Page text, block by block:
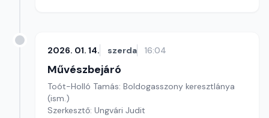
2026. 01. 14. szerda 16:04
Művészbejáró
Toót-Holló Tamás: Boldogasszony keresztlánya
(ism.)
Szerkesztő: Ungvári Judit